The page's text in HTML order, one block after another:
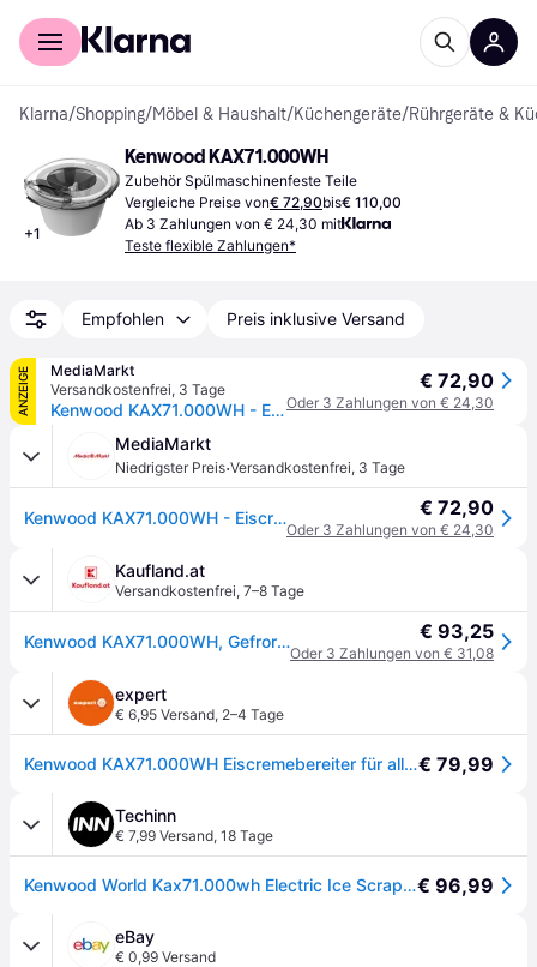
Für Shopper
Klarna/Shopping/Möbel & Haushalt/Küchengeräte/Rührgeräte &
+1
Kenwood KAX71.000WH
Zubehör Spülmaschinenfeste Teile
Vergleiche Preise von€ 72,90bis€ 110,00
Ab 3 Zahlungen von € 24,30 mit
Teste flexible Zahlungen*
Empfohlen Preis inklusive Versand
ANZEIGE
MediaMarkt
Versandkostenfrei, 3 Tage
Kenwood KAX71.000WH - Eiscremebereiter - Weiß
€ 72,90
Oder 3 Zahlungen von € 24,30
MediaMarkt
Niedrigster Preis·Versandkostenfrei, 3 Tage
Kenwood KAX71.000WH - Eiscremebereiter - Weiß € 72,90
Oder 3 Zahlungen von € 24,30
Kaufland.at
Versandkostenfrei, 7–8 Tage
Kenwood KAX71.000WH, Gefrorene Dessertmaschine, Weiß, Kunststoff, 287,1 mm, 242,9 mm, 163,7 mm € 93,25
Oder 3 Zahlungen von € 31,08
expert
€ 6,95 Versand, 2–4 Tage
Kenwood KAX71.000WH Eiscremebereiter für alle aktuellen Modelle Chef/Elite/Titanium/Sense/Pattisier/Cooking Chef€ 79,99
Techinn
€ 7,99 Versand, 18 Tage
Kenwood World Kax71.000wh Electric Ice Scraper Silber One Size / EU Plug 220V€ 96,99
eBay
€ 0,99 Versand